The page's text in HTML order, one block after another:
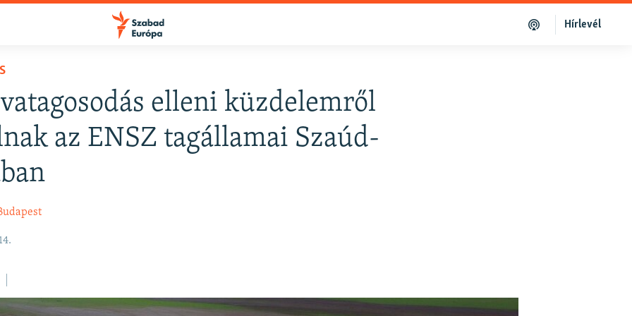
Hírlevél
elleni küzdelemről
az ENSZ tagállamai Szaúd-